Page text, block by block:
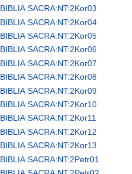
BIBLIA SACRA:NT:2Kor03
BIBLIA SACRA:NT:2Kor04
BIBLIA SACRA:NT:2Kor05
BIBLIA SACRA:NT:2Kor06
BIBLIA SACRA:NT:2Kor07
BIBLIA SACRA:NT:2Kor08
BIBLIA SACRA:NT:2Kor09
BIBLIA SACRA:NT:2Kor10
BIBLIA SACRA:NT:2Kor11
BIBLIA SACRA:NT:2Kor12
BIBLIA SACRA:NT:2Kor13
BIBLIA SACRA:NT:2Petr01